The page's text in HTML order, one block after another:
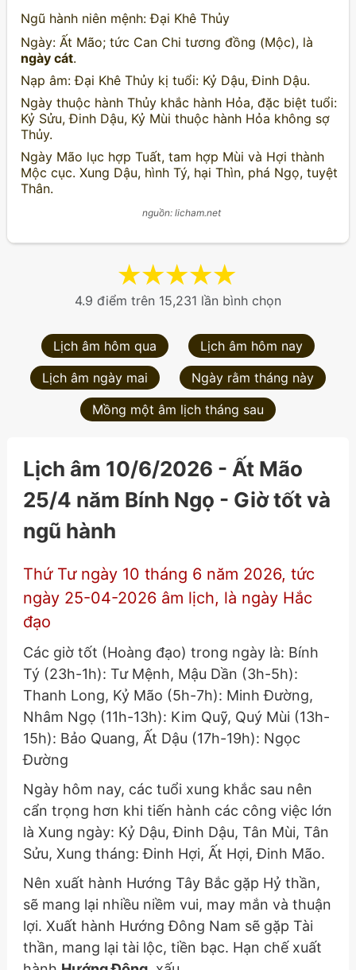
Ngũ hành niên mệnh: Đại Khê Thủy
Ngày: Ất Mão; tức Can Chi tương đồng (Mộc), là
ngày cát.
Nạp âm: Đại Khê Thủy kị tuổi: Kỷ Dậu, Đinh Dậu.
Ngày thuộc hành Thủy khắc hành Hỏa, đặc biệt tuổi:
Kỷ Sửu, Đinh Dậu, Kỷ Mùi thuộc hành Hỏa không sợ
Thủy.
Ngày Mão lục hợp Tuất, tam hợp Mùi và Hợi thành
Mộc cục. Xung Dậu, hình Tý, hại Thìn, phá Ngọ, tuyệt
Thân.
nguồn: licham.net
★
★
★
★
★
4.9 điểm trên 15,231 lần bình chọn
Lịch âm hôm qua
Lịch âm hôm nay
Lịch âm ngày mai
Ngày rằm tháng này
Mồng một âm lịch tháng sau
Lịch âm 10/6/2026 - Ất Mão
25/4 năm Bính Ngọ - Giờ tốt và
ngũ hành
Thứ Tư ngày 10 tháng 6 năm 2026, tức
ngày 25-04-2026 âm lịch, là ngày Hắc
đạo
Các giờ tốt (Hoàng đạo) trong ngày là: Bính
Tý (23h-1h): Tư Mệnh, Mậu Dần (3h-5h):
Thanh Long, Kỷ Mão (5h-7h): Minh Đường,
Nhâm Ngọ (11h-13h): Kim Quỹ, Quý Mùi (13h-
15h): Bảo Quang, Ất Dậu (17h-19h): Ngọc
Đường
Ngày hôm nay, các tuổi xung khắc sau nên
cẩn trọng hơn khi tiến hành các công việc lớn
là Xung ngày: Kỷ Dậu, Đinh Dậu, Tân Mùi, Tân
Sửu, Xung tháng: Đinh Hợi, Ất Hợi, Đinh Mão.
Nên xuất hành Hướng Tây Bắc gặp Hỷ thần,
sẽ mang lại nhiều niềm vui, may mắn và thuận
lợi. Xuất hành Hướng Đông Nam sẽ gặp Tài
thần, mang lại tài lộc, tiền bạc. Hạn chế xuất